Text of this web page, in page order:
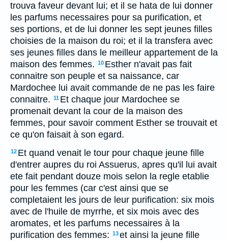
trouva faveur devant lui; et il se hata de lui donner
les parfums necessaires pour sa purification, et
ses portions, et de lui donner les sept jeunes filles
choisies de la maison du roi; et il la transfera avec
ses jeunes filles dans le meilleur appartement de la
maison des femmes. 10 Esther n'avait pas fait
connaitre son peuple et sa naissance, car
Mardochee lui avait commande de ne pas les faire
connaitre. 11 Et chaque jour Mardochee se
promenait devant la cour de la maison des
femmes, pour savoir comment Esther se trouvait et
ce qu'on faisait à son egard.
12 Et quand venait le tour pour chaque jeune fille
d'entrer aupres du roi Assuerus, apres qu'il lui avait
ete fait pendant douze mois selon la regle etablie
pour les femmes (car c'est ainsi que se
completaient les jours de leur purification: six mois
avec de l'huile de myrrhe, et six mois avec des
aromates, et les parfums necessaires à la
purification des femmes: 13et ainsi la jeune fille